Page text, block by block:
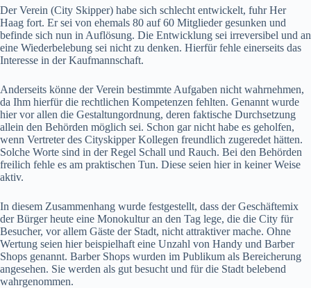
Der Verein (City Skipper) habe sich schlecht entwickelt, fuhr Her
Haag fort. Er sei von ehemals 80 auf 60 Mitglieder gesunken und
befinde sich nun in Auflösung. Die Entwicklung sei irreversibel und an
eine Wiederbelebung sei nicht zu denken. Hierfür fehle einerseits das
Interesse in der Kaufmannschaft.
Anderseits könne der Verein bestimmte Aufgaben nicht wahrnehmen,
da Ihm hierfür die rechtlichen Kompetenzen fehlten. Genannt wurde
hier vor allen die Gestaltungordnung, deren faktische Durchsetzung
allein den Behörden möglich sei. Schon gar nicht habe es geholfen,
wenn Vertreter des Cityskipper Kollegen freundlich zugeredet hätten.
Solche Worte sind in der Regel Schall und Rauch. Bei den Behörden
freilich fehle es am praktischen Tun. Diese seien hier in keiner Weise
aktiv.
In diesem Zusammenhang wurde festgestellt, dass der Geschäftemix
der Bürger heute eine Monokultur an den Tag lege, die die City für
Besucher, vor allem Gäste der Stadt, nicht attraktiver mache. Ohne
Wertung seien hier beispielhaft eine Unzahl von Handy und Barber
Shops genannt. Barber Shops wurden im Publikum als Bereicherung
angesehen. Sie werden als gut besucht und für die Stadt belebend
wahrgenommen.